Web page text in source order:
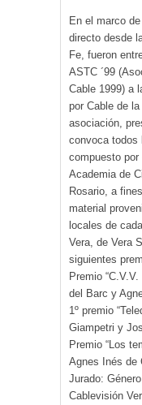
En el marco
directo desde
Fe, fueron
ASTC ´99
Cable 1999) a
por Cable de
asociación,
convoca todos
compuesto
Academia de
Rosario, a
material
locales de
Vera, de Vera
siguientes
Premio
del Barc y
1º premio
Giampetri y
Premio “Los
Agnes Inés de
Jurado:
Cablevisión